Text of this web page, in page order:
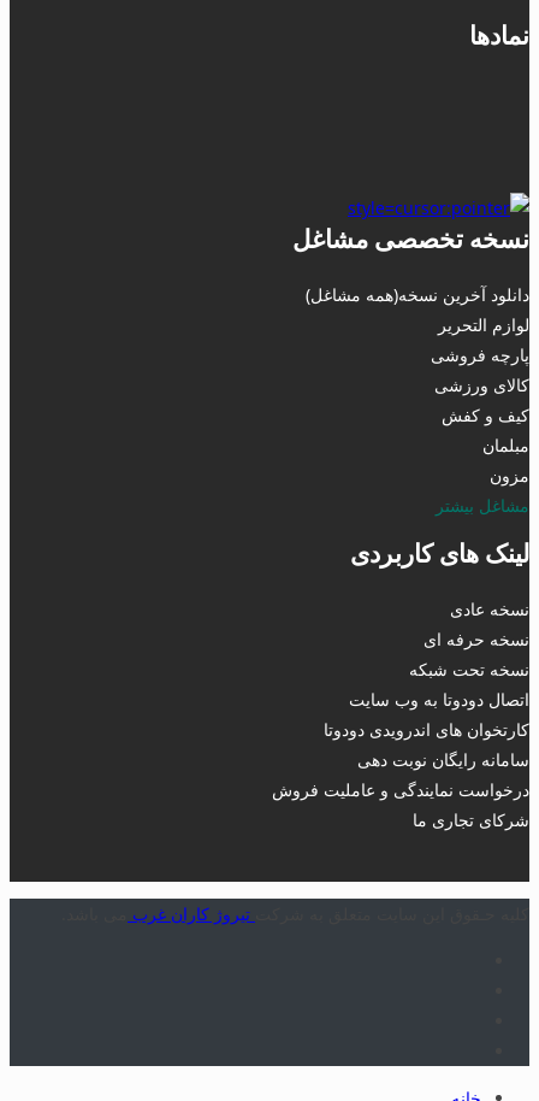
نمادها
نسخه تخصصی مشاغل
دانلود آخرین نسخه(همه مشاغل)
لوازم التحریر
پارچه فروشی
کالای ورزشی
کیف و کفش
مبلمان
مزون
مشاغل بیشتر
لینک های کاربردی
نسخه عادی
نسخه حرفه ای
نسخه تحت شبکه
اتصال دودوتا به وب سایت
کارتخوان های اندرویدی دودوتا
سامانه رایگان نوبت دهی
درخواست نمایندگی و عاملیت فروش
شرکای تجاری ما
تیروژ کاران غرب